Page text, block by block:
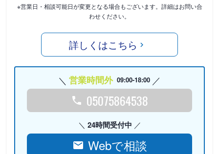
※営業日・相談可能日が変更となる場合もございます。詳細はお問い合
わせください。
詳しくはこちら
営業時間外 09:00-18:00
05075864538
24時間受付中
Webで相談